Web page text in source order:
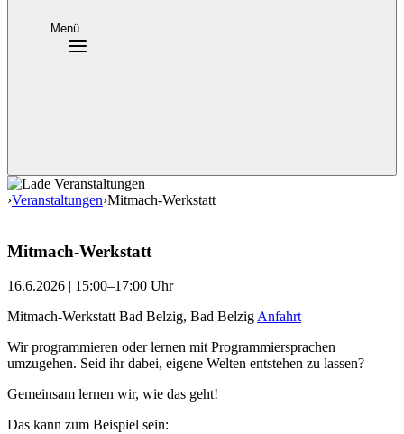
Menü
›Veranstaltungen›Mitmach-Werkstatt
Mitmach-Werkstatt
16.6.2026 | 15:00–17:00 Uhr
Mitmach-Werkstatt Bad Belzig, Bad BelzigAnfahrt
Wir programmieren oder lernen mit Programmiersprachen
umzugehen. Seid ihr dabei, eigene Welten entstehen zu lassen?
Gemeinsam lernen wir, wie das geht!
Das kann zum Beispiel sein: